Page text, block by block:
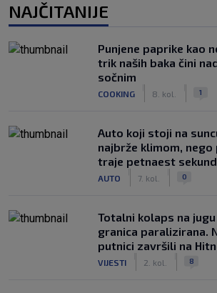
NAJČITANIJE
Punjene paprike kao
trik naših baka čini
sočnim
COOKING 8. kol. 1
Auto koji stoji na
najbrže klimom,
traje petnaest
AUTO 7. kol. 0
Totalni kolaps na
granica paralizirana.
putnici završili na
VIJESTI 2. kol. 8